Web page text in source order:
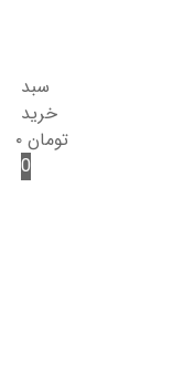
سبد
خرید
تومان ۰
0